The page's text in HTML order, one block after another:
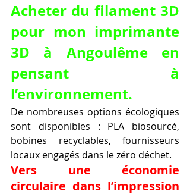
Acheter du filament 3D
pour mon imprimante
3D à Angoulême en
pensant à
l’environnement.
De nombreuses options écologiques
sont disponibles : PLA biosourcé,
bobines recyclables, fournisseurs
locaux engagés dans le zéro déchet.
Vers une économie
circulaire dans l’impression